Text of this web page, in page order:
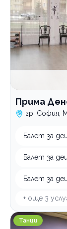
Прима
гр. София,
Балет за
Балет за
Балет за
+ още 3
Kremena
Танци